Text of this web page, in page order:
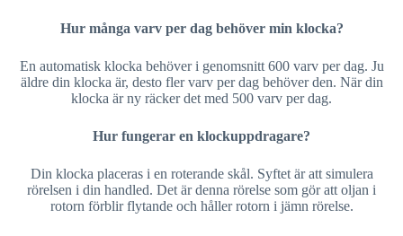
Hur många varv per dag behöver min klocka?
En automatisk klocka behöver i genomsnitt 600 varv per dag. Ju
äldre din klocka är, desto fler varv per dag behöver den. När din
klocka är ny räcker det med 500 varv per dag.
Hur fungerar en klockuppdragare?
Din klocka placeras i en roterande skål. Syftet är att simulera
rörelsen i din handled. Det är denna rörelse som gör att oljan i
rotorn förblir flytande och håller rotorn i jämn rörelse.